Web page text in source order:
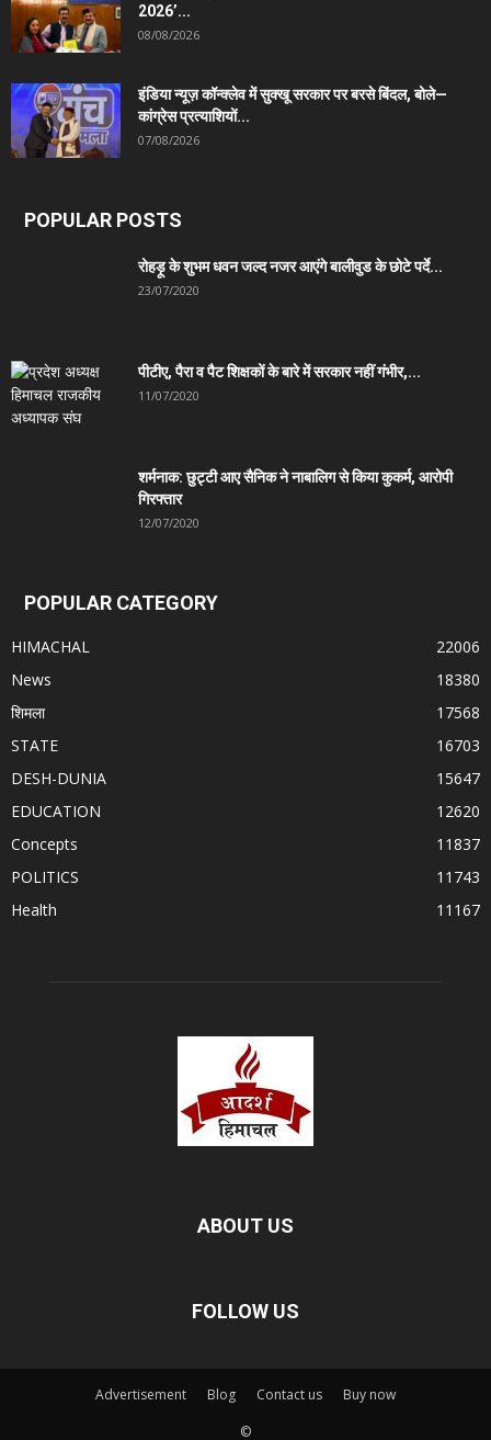
2026’...
08/08/2026
इंडिया न्यूज़ कॉन्क्लेव में सुक्खू सरकार पर बरसे बिंदल, बोले—
कांग्रेस प्रत्याशियों...
07/08/2026
POPULAR POSTS
रोहड़ू के शुभम धवन जल्द नजर आएंगे बालीवुड के छोटे पर्दे...
23/07/2020
पीटीए, पैरा व पैट शिक्षकों के बारे में सरकार नहीं गंभीर,...
11/07/2020
शर्मनाक: छुट्टी आए सैनिक ने नाबालिग से किया कुकर्म, आरोपी
गिरफ्तार
12/07/2020
POPULAR CATEGORY
HIMACHAL
22006
News
18380
शिमला
17568
STATE
16703
DESH-DUNIA
15647
EDUCATION
12620
Concepts
11837
POLITICS
11743
Health
11167
ABOUT US
FOLLOW US
Advertisement Blog Contact us
Buy now
©